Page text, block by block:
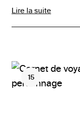
Lire la suite
15